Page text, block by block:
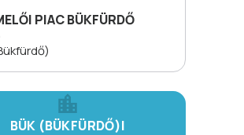
PIAC BÜKFÜRDŐ
BÜK (BÜKFÜRDŐ)I